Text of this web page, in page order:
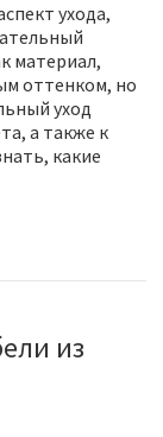
ухода,
материал,
оттенком, но
уход
а также к
какие
из